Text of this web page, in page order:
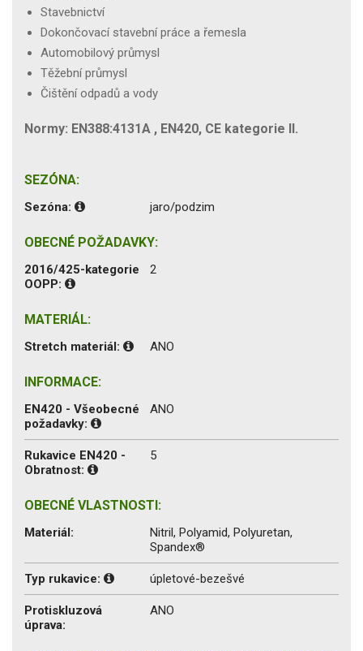
Stavebnictví
Dokončovací stavební práce a řemesla
Automobilový průmysl
Těžební průmysl
Čištění odpadů a vody
Normy: EN388:4131A , EN420, CE kategorie II.
SEZÓNA:
Sezóna: jaro/podzim
OBECNÉ POŽADAVKY:
2016/425-kategorie
OOPP:
2
MATERIÁL:
Stretch materiál: ANO
INFORMACE:
EN420 - Všeobecné
požadavky:
ANO
Rukavice EN420 -
Obratnost:
5
OBECNÉ VLASTNOSTI:
Materiál:
Nitril, Polyamid, Polyuretan,
Spandex®
Typ rukavice: úpletové-bezešvé
Protiskluzová
úprava:
ANO